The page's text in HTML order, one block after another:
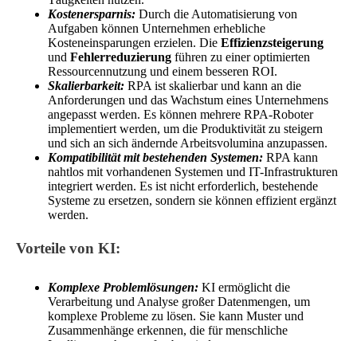
Kostenersparnis: Durch die Automatisierung von
Aufgaben können Unternehmen erhebliche
Kosteneinsparungen erzielen. Die Effizienzsteigerung
und Fehlerreduzierung führen zu einer optimierten
Ressourcennutzung und einem besseren ROI.
Skalierbarkeit: RPA ist skalierbar und kann an die
Anforderungen und das Wachstum eines Unternehmens
angepasst werden. Es können mehrere RPA-Roboter
implementiert werden, um die Produktivität zu steigern
und sich an sich ändernde Arbeitsvolumina anzupassen.
Kompatibilität mit bestehenden Systemen: RPA kann
nahtlos mit vorhandenen Systemen und IT-Infrastrukturen
integriert werden. Es ist nicht erforderlich, bestehende
Systeme zu ersetzen, sondern sie können effizient ergänzt
werden.
Vorteile von KI:
Komplexe Problemlösungen: KI ermöglicht die
Verarbeitung und Analyse großer Datenmengen, um
komplexe Probleme zu lösen. Sie kann Muster und
Zusammenhänge erkennen, die für menschliche